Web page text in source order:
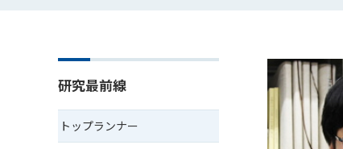
研究最前線
トップランナー